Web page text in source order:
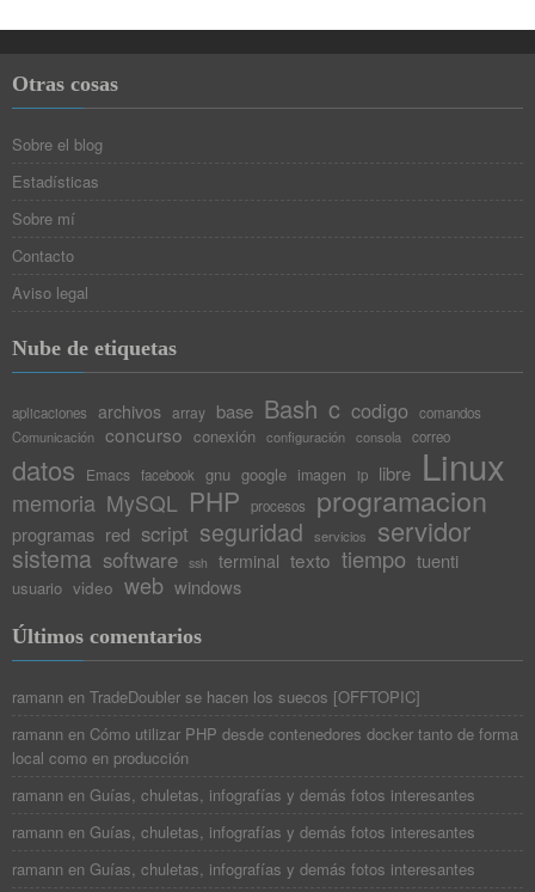
Otras cosas
Sobre el blog
Estadísticas
Sobre mí
Contacto
Aviso legal
Nube de etiquetas
aplicaciones archivos array base Bash c codigo
comandos
Comunicación concurso conexión configuración consola correo
datos Emacs facebook gnu google imagen ip libre Linux
memoria MySQL PHP procesos programacion
programas red script seguridad servicios servidor
sistema software ssh terminal texto tiempo tuenti
usuario video web windows
Últimos comentarios
ramann en TradeDoubler se hacen los suecos [OFFTOPIC]
ramann en Cómo utilizar PHP desde contenedores docker tanto de forma
local como en producción
ramann en Guías, chuletas, infografías y demás fotos interesantes
ramann en Guías, chuletas, infografías y demás fotos interesantes
ramann en Guías, chuletas, infografías y demás fotos interesantes